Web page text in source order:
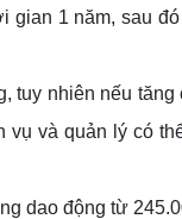
1 năm, sau
nhiên nếu tăng
và quản lý có
dao động từ